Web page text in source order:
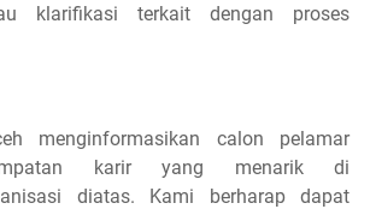
klarifikasi terkait dengan proses
menginformasikan calon pelamar
karir yang menarik di
diatas. Kami berharap dapat